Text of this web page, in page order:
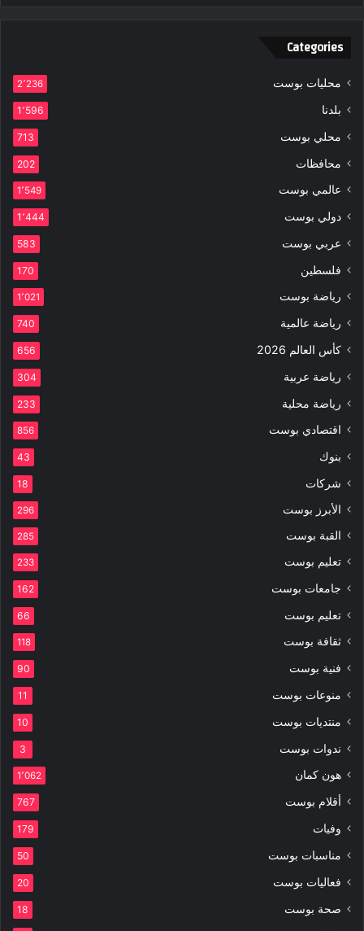
Categories
محليات بوست 2٬236
بلدنا 1٬596
محلي بوست 713
محافظات 202
عالمي بوست 1٬549
دولي بوست 1٬444
عربي بوست 583
فلسطين 170
رياضة بوست 1٬021
رياضة عالمية 740
كأس العالم 2026 656
رياضة عربية 304
رياضة محلية 233
اقتصادي بوست 856
بنوك 43
شركات 18
الأبرز بوست 296
القبة بوست 285
تعليم بوست 233
جامعات بوست 162
تعليم بوست 66
ثقافة بوست 118
فنية بوست 90
منوعات بوست 11
منتديات بوست 10
ندوات بوست 3
هون كمان 1٬062
أقلام بوست 767
وفيات 179
مناسبات بوست 50
فعاليات بوست 20
صحة بوست 18